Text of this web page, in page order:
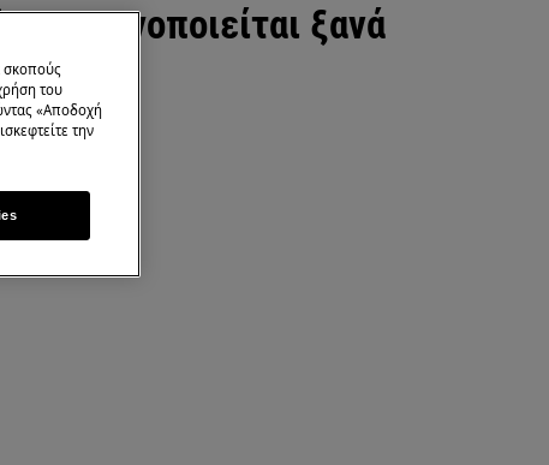
ενεργοποιείται ξανά
σκοπούς
του
«Αποδοχή
την